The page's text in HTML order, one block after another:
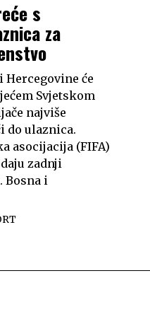
s
za
Hercegovine će
Svjetskom
najviše
do ulaznica.
asocijacija (FIFA)
zadnji
Bosna i